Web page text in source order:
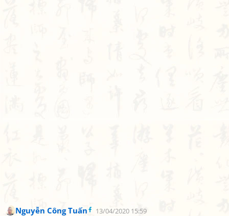
Nguyễn Công Tuấn
13/04/2020 15:59